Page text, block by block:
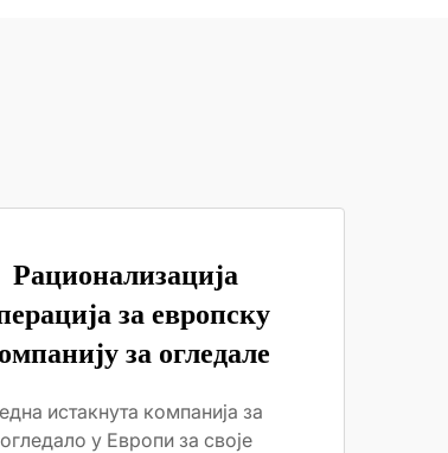
Рационализација
за европску
за огледале
истакнута компанија за
огледало у Европи за своје